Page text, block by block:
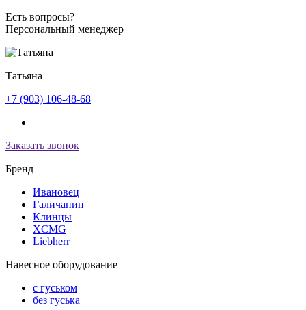
Есть вопросы?
Персональный менеджер
Татьяна
+7 (903) 106-48-68
Заказать звонок
Бренд
Ивановец
Галичанин
Клинцы
XCMG
Liebherr
Навесное оборудование
с гуськом
без гуська